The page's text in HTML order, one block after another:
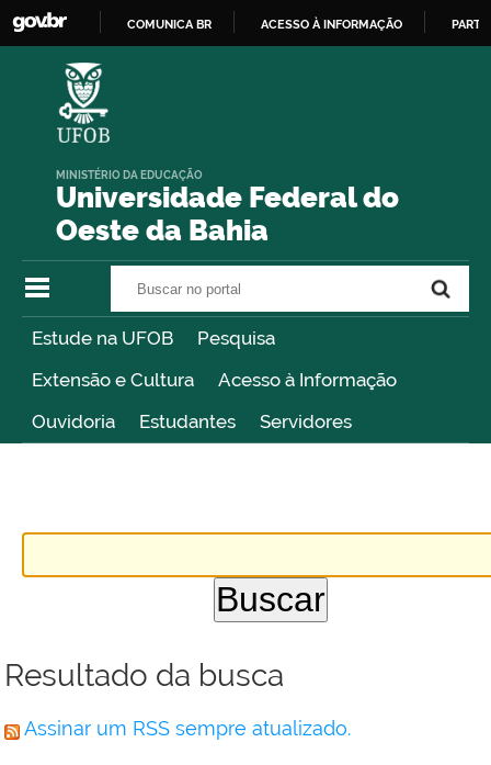
COMUNICA BR ACESSO À INFORMAÇÃO
Universidade Federal do
Oeste da Bahia
MINISTÉRIO DA EDUCAÇÃO
Estude na UFOB
Pesquisa
Extensão e Cultura
Acesso à Informação
Ouvidoria
Estudantes Servidores
Resultado da busca
Assinar um RSS sempre atualizado.